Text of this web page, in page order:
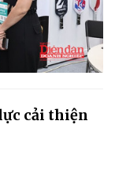
cải thiện